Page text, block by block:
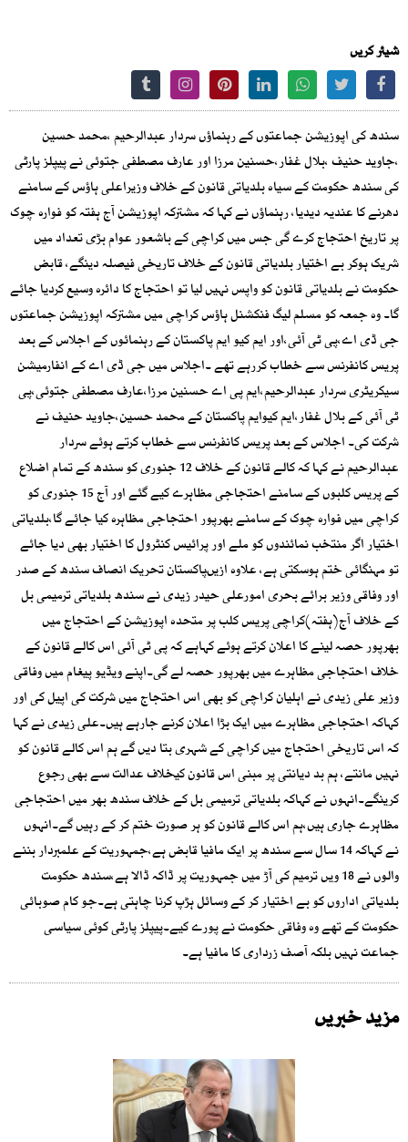
شیئر کریں
سندھ کی اپوزیشن جماعتوں کے رہنماؤں سردار عبدالرحیم ،محمد حسین
،جاوید حنیف ،بلال غفار،حسنین مرزا اور عارف مصطفی جتوئی نے پیپلز پارٹی
کی سندھ حکومت کے سیاہ بلدیاتی قانون کے خلاف وزیراعلی ہاؤس کے سامنے
دھرنے کا عندیہ دیدیا، رہنماؤں نے کہا کہ مشترکہ اپوزیشن آج ہفتہ کو فوارہ چوک
پر تاریخ احتجاج کرے گی جس میں کراچی کے باشعور عوام بڑی تعداد میں
شریک ہوکر بے اختیار بلدیاتی قانون کے خلاف تاریخی فیصلہ دینگے، قابض
حکومت نے بلدیاتی قانون کو واپس نہیں لیا تو احتجاج کا دائرہ وسیع کردیا جائے
گا۔ وہ جمعہ کو مسلم لیگ فنکشنل ہاؤس کراچی میں مشترکہ اپوزیشن جماعتوں
جی ڈی اے،پی ٹی آئی،اور ایم کیو ایم پاکستان کے رہنمائوں کے اجلاس کے بعد
پریس کانفرنس سے خطاب کررہے تھے ۔اجلاس میں جی ڈی اے کے انفارمیشن
سیکریٹری سردار عبدالرحیم،ایم پی اے حسنین مرزا،عارف مصطفی جتوئی،پی
ٹی آئی کے بلال غفار،ایم کیوایم پاکستان کے محمد حسین،جاوید حنیف نے
شرکت کی۔ اجلاس کے بعد پریس کانفرنس سے خطاب کرتے ہوئے سردار
عبدالرحیم نے کہا کہ کالے قانون کے خلاف 12 جنوری کو سندھ کے تمام اضلاع
کے پریس کلبوں کے سامنے احتجاجی مظاہرے کیے گئے اور آج 15 جنوری کو
کراچی میں فوارہ چوک کے سامنے بھرپور احتجاجی مظاہرہ کیا جائے گا،بلدیاتی
اختیار اگر منتخب نمائندوں کو ملے اور پرائیس کنٹرول کا اختیار بھی دیا جائے
تو مہنگائی ختم ہوسکتی ہے، علاوہ ازیںپاکستان تحریک انصاف سندھ کے صدر
اور وفاقی وزیر برائے بحری امورعلی حیدر زیدی نے سندھ بلدیاتی ترمیمی بل
کے خلاف آج(ہفتہ)کراچی پریس کلب پر متحدہ اپوزیشن کے احتجاج میں
بھرپور حصہ لینے کا اعلان کرتے ہوئے کہاہے کہ پی ٹی آئی اس کالے قانون کے
خلاف احتجاجی مظاہرے میں بھرپور حصہ لے گی۔اپنے ویڈیو پیغام میں وفاقی
وزیر علی زیدی نے اہلیان کراچی کو بھی اس احتجاج میں شرکت کی اپیل کی اور
کہاکہ احتجاجی مظاہرے میں ایک بڑا اعلان کرنے جارہے ہیں۔علی زیدی نے کہا
کہ اس تاریخی احتجاج میں کراچی کے شہری بتا دیں گے ہم اس کالے قانون کو
نہیں مانتے، ہم بد دیانتی پر مبنی اس قانون کیخلاف عدالت سے بھی رجوع
کرینگے۔انہوں نے کہاکہ بلدیاتی ترمیمی بل کے خلاف سندھ بھر میں احتجاجی
مظاہرے جاری ہیں،ہم اس کالے قانون کو ہر صورت ختم کر کے رہیں گے۔انہوں
نے کہاکہ 14 سال سے سندھ پر ایک مافیا قابض ہے،جمہوریت کے علمبردار بننے
والوں نے 18 ویں ترمیم کی آڑ میں جمہوریت پر ڈاکہ ڈالا ہے،سندھ حکومت
بلدیاتی اداروں کو بے اختیار کر کے وسائل ہڑپ کرنا چاہتی ہے۔جو کام صوبائی
حکومت کے تھے وہ وفاقی حکومت نے پورے کیے۔پیپلز پارٹی کوئی سیاسی
جماعت نہیں بلکہ آصف زرداری کا مافیا ہے۔
مزید خبریں